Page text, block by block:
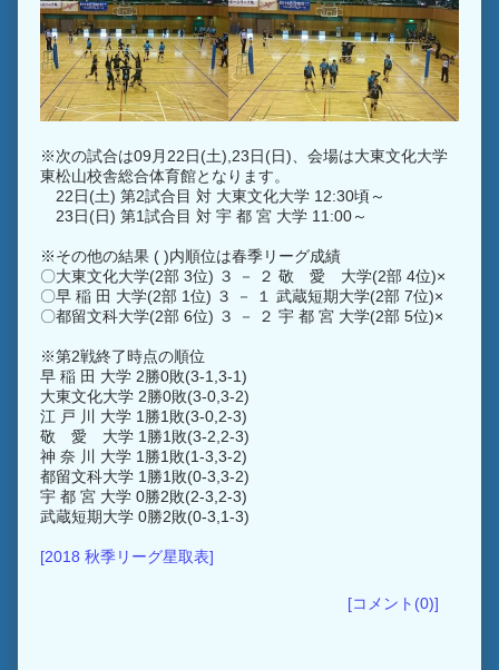
※次の試合は09月22日(土),23日(日)、会場は大東文化大学
東松山校舎総合体育館となります。
22日(土) 第2試合目 対 大東文化大学 12:30頃～
23日(日) 第1試合目 対 宇 都 宮 大学 11:00～
※その他の結果 ( )内順位は春季リーグ成績
〇大東文化大学(2部 3位) ３ － ２ 敬 愛 大学(2部 4位)×
〇早 稲 田 大学(2部 1位) ３ － １ 武蔵短期大学(2部 7位)×
〇都留文科大学(2部 6位) ３ － ２ 宇 都 宮 大学(2部 5位)×
※第2戦終了時点の順位
早 稲 田 大学 2勝0敗(3-1,3-1)
大東文化大学 2勝0敗(3-0,3-2)
江 戸 川 大学 1勝1敗(3-0,2-3)
敬 愛 大学 1勝1敗(3-2,2-3)
神 奈 川 大学 1勝1敗(1-3,3-2)
都留文科大学 1勝1敗(0-3,3-2)
宇 都 宮 大学 0勝2敗(2-3,2-3)
武蔵短期大学 0勝2敗(0-3,1-3)
[2018 秋季リーグ星取表]
[コメント(0)]